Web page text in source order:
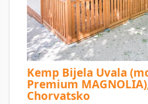
Kemp Bijela Uvala
Premium
Chorvatsko